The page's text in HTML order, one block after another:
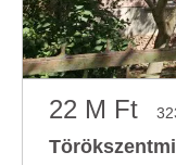
22 M Ft